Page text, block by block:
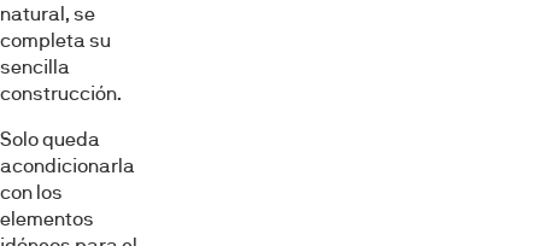
natural, se
completa su
sencilla
construcción.
Solo queda
acondicionarla
con los
elementos